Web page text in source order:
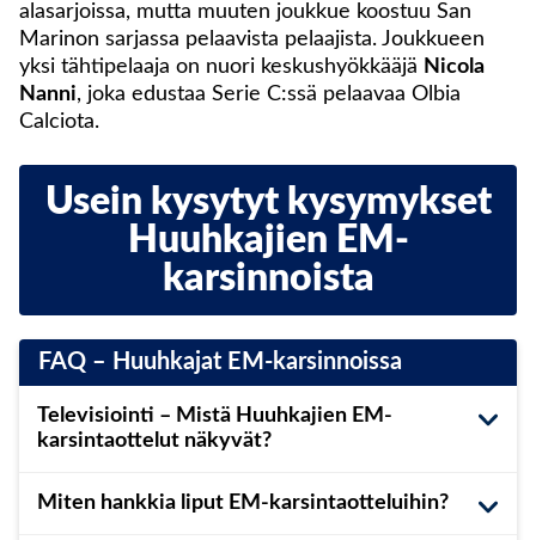
alasarjoissa, mutta muuten joukkue koostuu San
Marinon sarjassa pelaavista pelaajista. Joukkueen
yksi tähtipelaaja on nuori keskushyökkääjä Nicola
Nanni, joka edustaa Serie C:ssä pelaavaa Olbia
Calciota.
Usein kysytyt kysymykset
Huuhkajien EM-
karsinnoista
FAQ – Huuhkajat EM-karsinnoissa
Televisiointi – Mistä Huuhkajien EM-
karsintaottelut näkyvät?
ilmaiseksi Ylen kanavilta (yleensä Yle TV2) ja Yle
Miten hankkia liput EM-karsintaotteluihin?